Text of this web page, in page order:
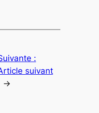
:
suivant
→